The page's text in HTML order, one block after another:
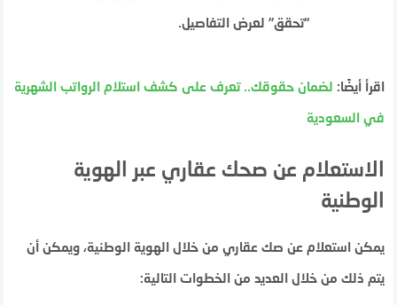
“تحقق” لعرض التفاصيل.
اقرأ أيضًا: لضمان حقوقك.. تعرف على كشف استلام الرواتب الشهرية
في السعودية
الاستعلام عن صحك عقاري عبر الهوية
الوطنية
يمكن استعلام عن صك عقاري من خلال الهوية الوطنية، ويمكن أن
يتم ذلك من خلال العديد من الخطوات التالية: